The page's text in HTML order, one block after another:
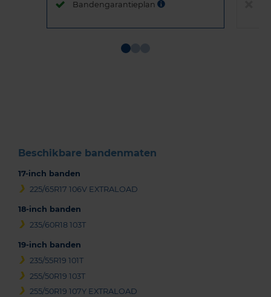
Bandengarantieplan
Beschikbare bandenmaten
17-inch banden
225/65R17 106V EXTRALOAD
18-inch banden
235/60R18 103T
19-inch banden
235/55R19 101T
255/50R19 103T
255/50R19 107Y EXTRALOAD